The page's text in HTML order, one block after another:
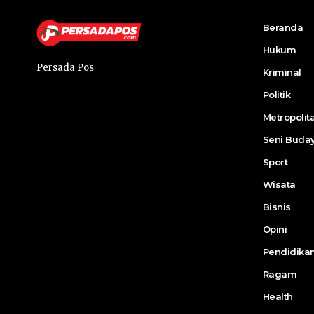
Persada Pos
Beranda
Hukum
Kriminal
Politik
Seni
Sport
Wisata
Bisnis
Opini
Ragam
Health